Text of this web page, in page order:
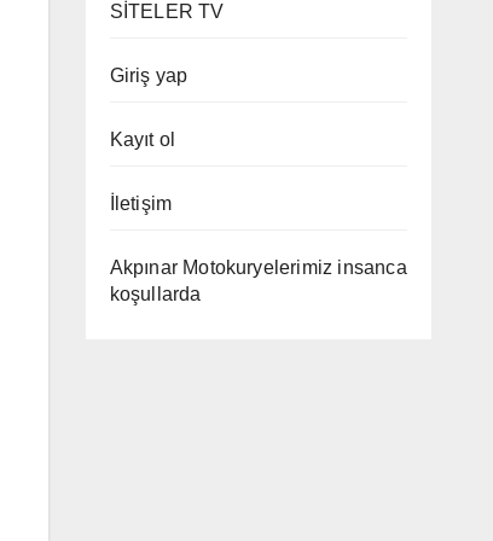
SİTELER TV
Giriş yap
Kayıt ol
İletişim
Akpınar Motokuryelerimiz insanca
koşullarda